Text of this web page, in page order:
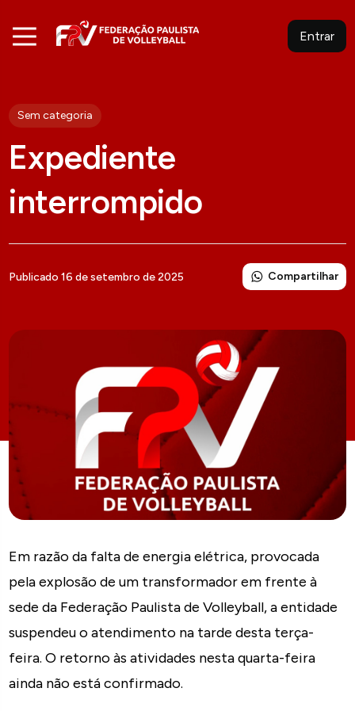
Entrar
Sem categoria
Expediente
interrompido
Publicado 16 de setembro de 2025 Compartilhar
Em razão da falta de energia elétrica, provocada
pela explosão de um transformador em frente à
sede da Federação Paulista de Volleyball, a entidade
suspendeu o atendimento na tarde desta terça-
feira. O retorno às atividades nesta quarta-feira
ainda não está confirmado.